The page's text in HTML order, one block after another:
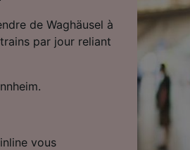
de Waghäusel à
par jour reliant
vous